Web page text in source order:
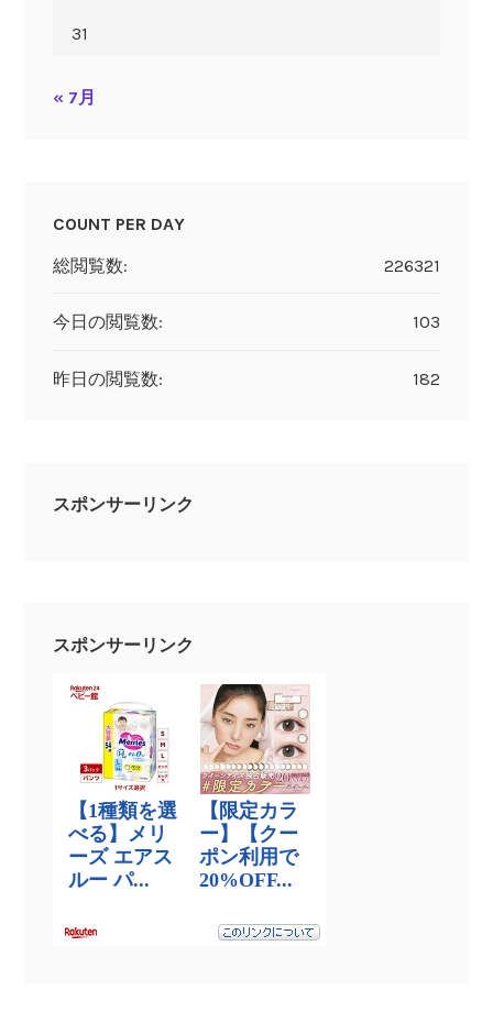
31
« 7月
COUNT PER DAY
226321
総閲覧数:
103
今日の閲覧数:
182
昨日の閲覧数:
スポンサーリンク
スポンサーリンク